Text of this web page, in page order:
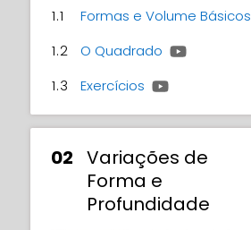
1.1 Formas e Volume Básicos
1.2
O Quadrado
1.3
Exercícios
02 Variações de
Forma e
Profundidade